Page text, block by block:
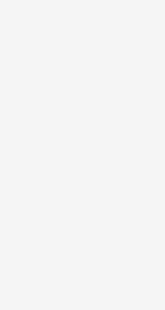
en incontinentie